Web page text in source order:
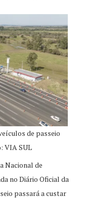
de passeio
VIA SUL
Nacional de
no Diário Oficial da
passará a custar